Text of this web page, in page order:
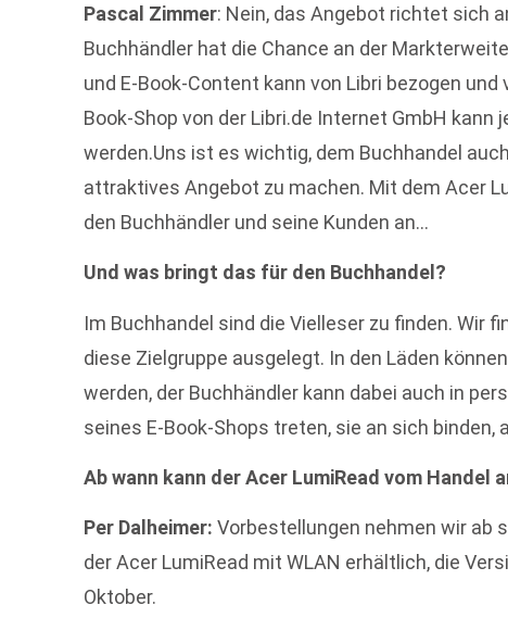
Pascal Zimmer: Nein, das Angebot richtet sich
Buchhändler hat die Chance an der
und E-Book-Content kann von Libri bezogen
Book-Shop von der Libri.de Internet GmbH
werden.Uns ist es wichtig, dem Buchhandel
attraktives Angebot zu machen. Mit dem Acer
den Buchhändler und seine Kunden an…
Und was bringt das für den Buchhandel?
Im Buchhandel sind die Vielleser zu finden. Wir
diese Zielgruppe ausgelegt. In den Läden
werden, der Buchhändler kann dabei auch in
seines E-Book-Shops treten, sie an sich binden,
Ab wann kann der Acer LumiRead vom Handel
Per Dalheimer: Vorbestellungen nehmen wir ab
der Acer LumiRead mit WLAN erhältlich, die
Oktober.